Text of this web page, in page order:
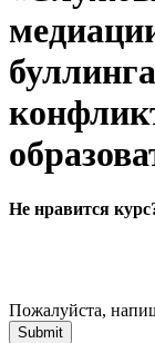
Не нравится
Пожалуйста,
Submit